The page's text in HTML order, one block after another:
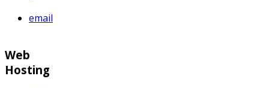
email
Web
Hosting